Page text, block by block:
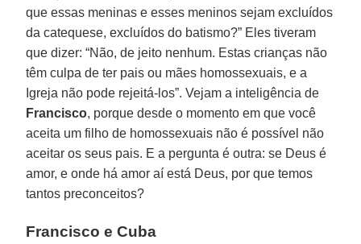
que essas meninas e esses meninos sejam excluídos
da catequese, excluídos do batismo?” Eles tiveram
que dizer: “Não, de jeito nenhum. Estas crianças não
têm culpa de ter pais ou mães homossexuais, e a
Igreja não pode rejeitá-los”. Vejam a inteligência de
Francisco, porque desde o momento em que você
aceita um filho de homossexuais não é possível não
aceitar os seus pais. E a pergunta é outra: se Deus é
amor, e onde há amor aí está Deus, por que temos
tantos preconceitos?
Francisco e Cuba